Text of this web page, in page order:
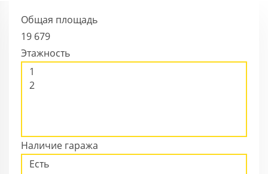
Общая площадь
19 679
Этажность
Наличие гаража